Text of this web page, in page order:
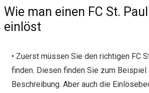
Wie man einen FC St.
einlöst
• Zuerst müssen Sie den richtigen FC
finden. Diesen finden Sie zum Beispiel
Beschreibung. Aber auch die